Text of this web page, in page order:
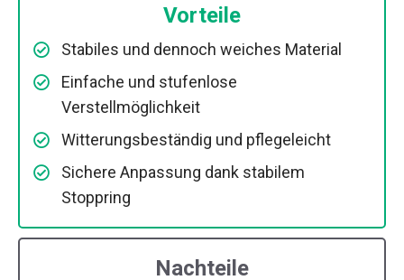
Vorteile
Stabiles und dennoch weiches Material
Einfache und stufenlose
Verstellmöglichkeit
Witterungsbeständig und pflegeleicht
Sichere Anpassung dank stabilem
Stoppring
Nachteile